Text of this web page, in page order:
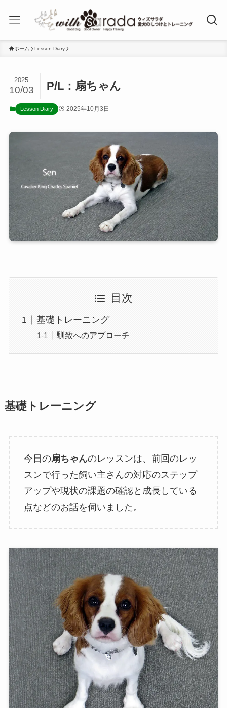
ホーム Lesson Diary
P/L：扇ちゃん
2025
10/03
Lesson Diary 2025年10月3日
目次
基礎トレーニング
馴致へのアプローチ
基礎トレーニング
今日の扇ちゃんのレッスンは、前回のレッ
スンで行った飼い主さんの対応のステップ
アップや現状の課題の確認と成長している
点などのお話を伺いました。